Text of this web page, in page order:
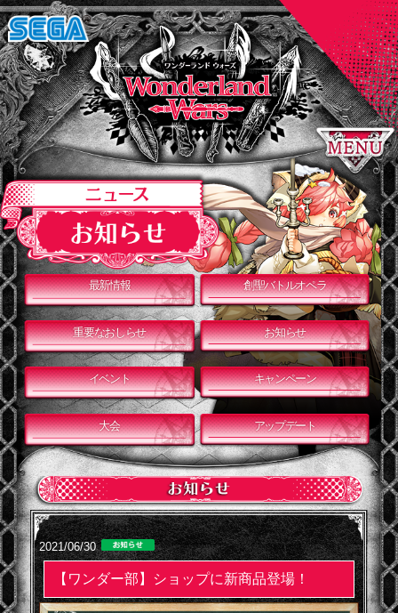
最新情報 創聖バトルオペラ
重要なおしらせ お知らせ
イベント キャンペーン
大会 アップデート
2021/06/30
【ワンダー部】ショップに新商品登場！